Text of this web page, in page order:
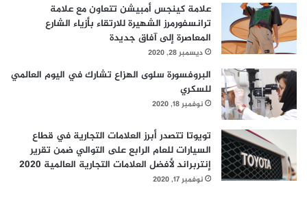
علامة كينجس أمبيشن تتعاون مع علامة
ترانسفورمرز الشهيرة للارتقاء بأزياء الشارع
المعاصرة إلى آفاق جديدة
ديسمبر 28, 2020
البروفسورة سلوى الهزاع تشارك في اليوم العالمي
للسكري
نوفمبر 18, 2020
تويوتا تتصدر أبرز العلامات التجارية في قطاع
السيارات للعام الرابع على التوالي ضمن تقرير
إنتربراند لأفضل العلامات التجارية العالمية 2020
نوفمبر 17, 2020